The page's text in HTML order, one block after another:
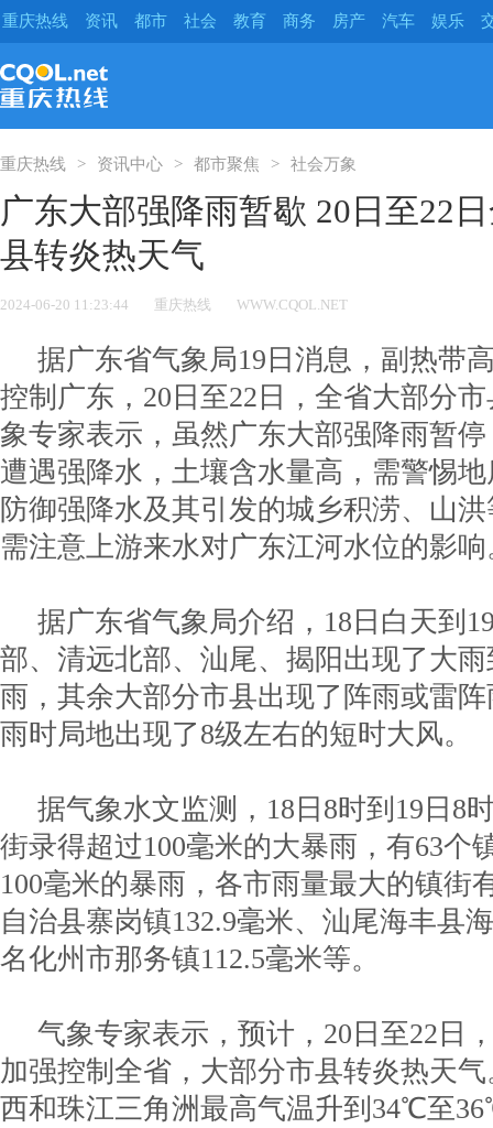
重庆热线 资讯 都市 社会 教育 商务 房产 汽车 娱乐
重庆热线 资讯中心 都市聚焦 社会万象
广东大部强降雨暂歇 20日至22
县转炎热天气
2024-06-20 11:23:44 重庆热线 WWW.CQOL.NET
据广东省气象局19日消息，副热带
控制广东，20日至22日，全省大部分
象专家表示，虽然广东大部强降雨暂
遭遇强降水，土壤含水量高，需警惕
防御强降水及其引发的城乡积涝、山
需注意上游来水对广东江河水位的影响
据广东省气象局介绍，18日白天到
部、清远北部、汕尾、揭阳出现了大
雨，其余大部分市县出现了阵雨或雷
雨时局地出现了8级左右的短时大风。
据气象水文监测，18日8时到19日8
街录得超过100毫米的大暴雨，有63个
100毫米的暴雨，各市雨量最大的镇街
自治县寨岗镇132.9毫米、汕尾海丰县
名化州市那务镇112.5毫米等。
气象专家表示，预计，20日至22日
加强控制全省，大部分市县转炎热天
西和珠江三角洲最高气温升到34℃至